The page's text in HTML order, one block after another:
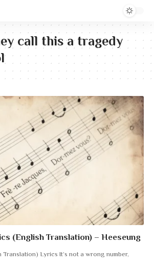
call this a tragedy
(English Translation) – Heeseung
Lyrics It’s not a wrong number,